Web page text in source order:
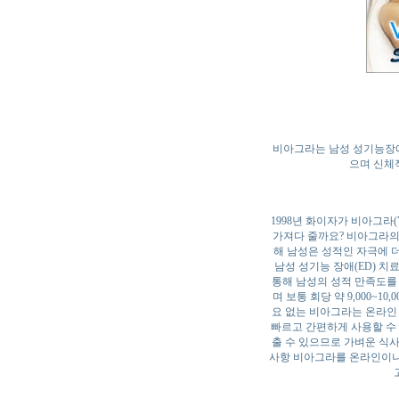
비아그라는 남성 성기능
으며 신체
1998년 화이자가 비아그
가져다 줄까요? 비아그라
해 남성은 성적인 자극에
남성 성기능 장애(ED) 치
통해 남성의 성적 만족도
며 보통 회당 약
요 없는 비아그라는 온라
빠르고 간편하게 사용할
출 수 있으므로 가벼운 식
사항 비아그라를 온라인이